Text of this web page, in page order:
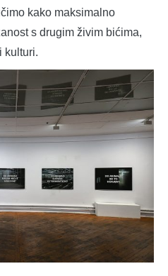
kako maksimalno
s drugim živim bićima,
kulturi.